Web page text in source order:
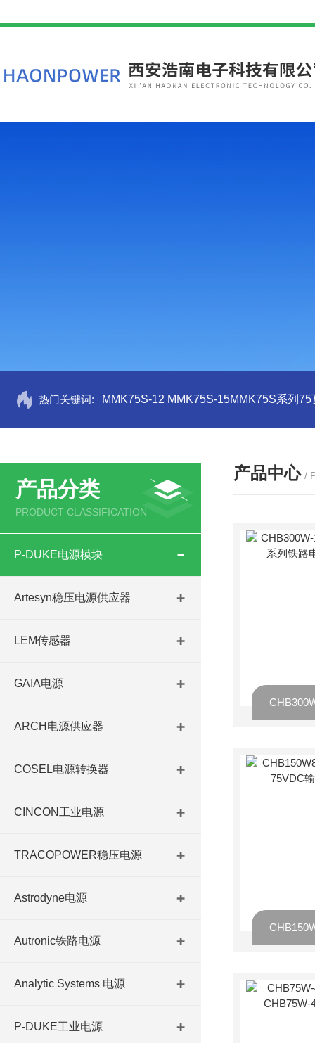
热门关键词: MMK75S-12 MMK75S-15MMK75S系列
产品分类
PRODUCT CLASSIFICATION
P-DUKE电源模块
Artesyn稳压电源供应器
LEM传感器
GAIA电源
ARCH电源供应器
COSEL电源转换器
CINCON工业电源
TRACOPOWER稳压电源
Astrodyne电源
Autronic铁路电源
Analytic Systems 电源
P-DUKE工业电源
产品中心 /